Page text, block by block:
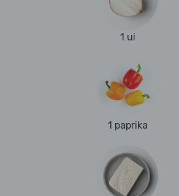
1 ui
1 paprika